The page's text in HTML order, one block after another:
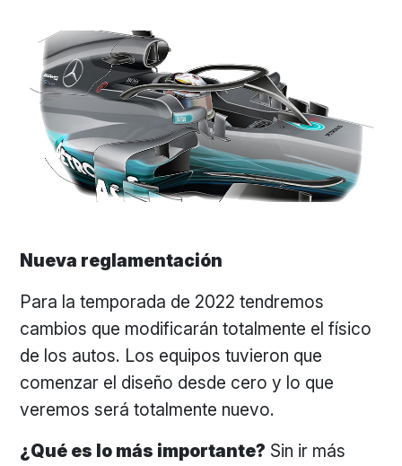
Nueva reglamentación
Para la temporada de 2022 tendremos
cambios que modificarán totalmente el físico
de los autos. Los equipos tuvieron que
comenzar el diseño desde cero y lo que
veremos será totalmente nuevo.
¿Qué es lo más importante? Sin ir más